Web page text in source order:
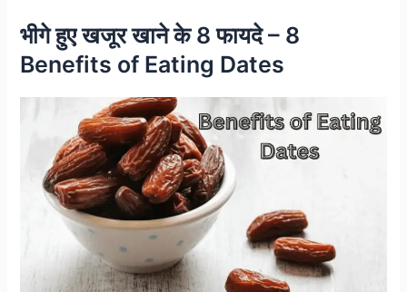
भीगे हुए खजूर खाने के 8 फायदे – 8
Benefits of Eating Dates